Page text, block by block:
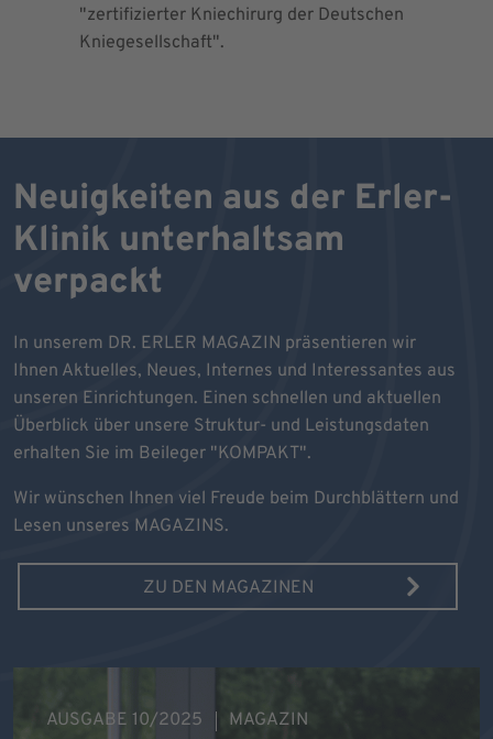
"zertifizierter Kniechirurg der Deutschen
Kniegesellschaft".
Neuigkeiten aus der Erler-
Klinik unterhaltsam
verpackt
In unserem DR. ERLER MAGAZIN präsentieren wir
Ihnen Aktuelles, Neues, Internes und Interessantes aus
unseren Einrichtungen. Einen schnellen und aktuellen
Überblick über unsere Struktur- und Leistungsdaten
erhalten Sie im Beileger "KOMPAKT".
Wir wünschen Ihnen viel Freude beim Durchblättern und
Lesen unseres MAGAZINS.
ZU DEN MAGAZINEN
AUSGABE 10/2025 MAGAZIN